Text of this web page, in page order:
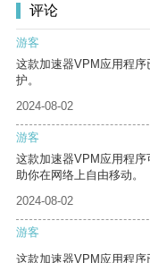
评论
游客
这款加速器VPM应用程
护。
2024-08-02
游客
这款加速器VPM应用程
助你在网络上自由移动。
2024-08-02
游客
这款加速器VPM应用程序